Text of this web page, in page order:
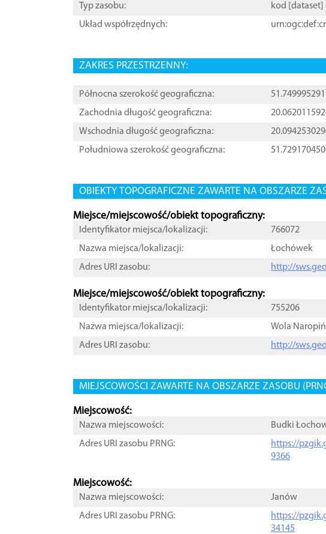
Typ zasobu: kod [ dataset
Układ współrzędnych:
ZAKRES PRZESTRZENNY:
Północna szerokość geograficzna:
Zachodnia długość geograficzna:
Wschodnia długość geograficzna:
Południowa szerokość geograficzna:
OBIEKTY TOPOGRAFICZNE ZAWARTE NA OBSZARZE
Miejsce/miejscowość/obiekt topograficzny:
Identyfikator miejsca/lokalizacji:
766072
Nazwa miejsca/lokalizacji:
Łochówek
Adres URI zasobu:
http://
Miejsce/miejscowość/obiekt topograficzny:
Identyfikator miejsca/lokalizacji:
755206
Nazwa miejsca/lokalizacji:
Wola
Adres URI zasobu:
http://
MIEJSCOWOŚCI ZAWARTE NA OBSZARZE ZASOBU
Miejscowość:
Nazwa miejscowości:
Budki
Adres URI zasobu PRNG:
https://
9366
Miejscowość:
Nazwa miejscowości:
Janów
Adres URI zasobu PRNG:
https://
34145